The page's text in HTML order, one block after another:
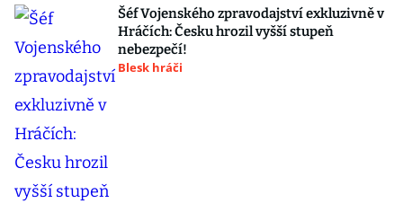
Šéf Vojenského zpravodajství exkluzivně v
Hráčích: Česku hrozil vyšší stupeň
nebezpečí!
Blesk hráči